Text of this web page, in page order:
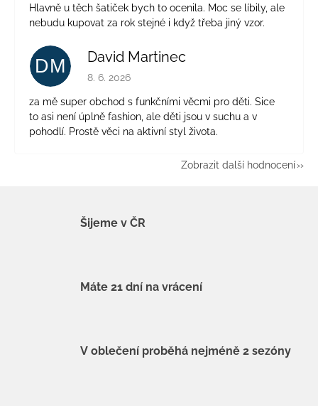
Hlavně u těch šatiček bych to ocenila. Moc se líbily, ale
nebudu kupovat za rok stejné i když třeba jiný vzor.
DM David Martinec
Hodnocení obchodu je 5 z 5 hvězdiček.
8. 6. 2026
za mě super obchod s funkčními věcmi pro děti. Sice
to asi není úplně fashion, ale děti jsou v suchu a v
pohodlí. Prostě věci na aktivní styl života.
Zobrazit další hodnocení
Šijeme v ČR
Máte 21 dní na vrácení
V oblečení proběhá nejméně 2 sezóny